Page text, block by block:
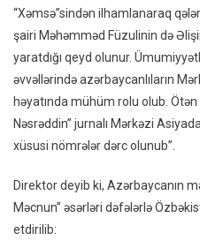
“Xəmsə”sindən ilhamlanaraq
şairi Məhəmməd Füzulinin də
yaratdığı qeyd olunur.
əvvəllərində azərbaycanlıların
həyatında mühüm rolu olub.
Nəsrəddin” jurnalı Mərkəzi
xüsusi nömrələr dərc olunub”.
Direktor deyib ki, Azərbaycanın
Məcnun” əsərləri dəfələrlə
etdirilib: